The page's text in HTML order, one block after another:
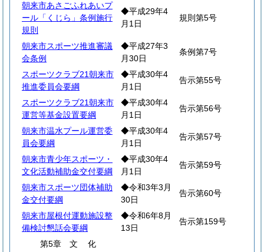
朝来市あさごふれあいプ
ール「くじら」条例施行
規則
◆平成29年4
月1日
規則第5号
朝来市スポーツ推進審議
会条例
◆平成27年3
月30日
条例第7号
スポーツクラブ21朝来市
推進委員会要綱
◆平成30年4
月1日
告示第55号
スポーツクラブ21朝来市
運営等基金設置要綱
◆平成30年4
月1日
告示第56号
朝来市温水プール運営委
員会要綱
◆平成30年4
月1日
告示第57号
朝来市青少年スポーツ・
文化活動補助金交付要綱
◆平成30年4
月1日
告示第59号
朝来市スポーツ団体補助
金交付要綱
◆令和3年3月
30日
告示第60号
朝来市屋根付運動施設整
備検討懇話会要綱
◆令和6年8月
13日
告示第159号
第5章 文化